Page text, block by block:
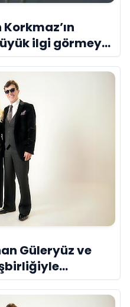
ilgi görmeye
Güleryüz ve
“Deliler